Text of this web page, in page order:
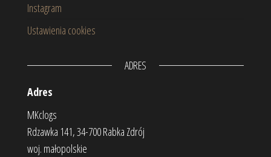
Instagram
Ustawienia cookies
ADRES
Adres
MKclogs
Rdzawka 141, 34-700 Rabka Zdrój
woj. małopolskie